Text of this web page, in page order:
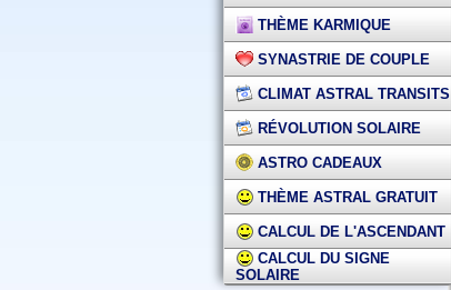
THÈME KARMIQUE
SYNASTRIE DE COUPLE
CLIMAT ASTRAL TRANSITS
RÉVOLUTION SOLAIRE
ASTRO CADEAUX
THÈME ASTRAL GRATUIT
CALCUL DE L'ASCENDANT
CALCUL DU SIGNE
SOLAIRE